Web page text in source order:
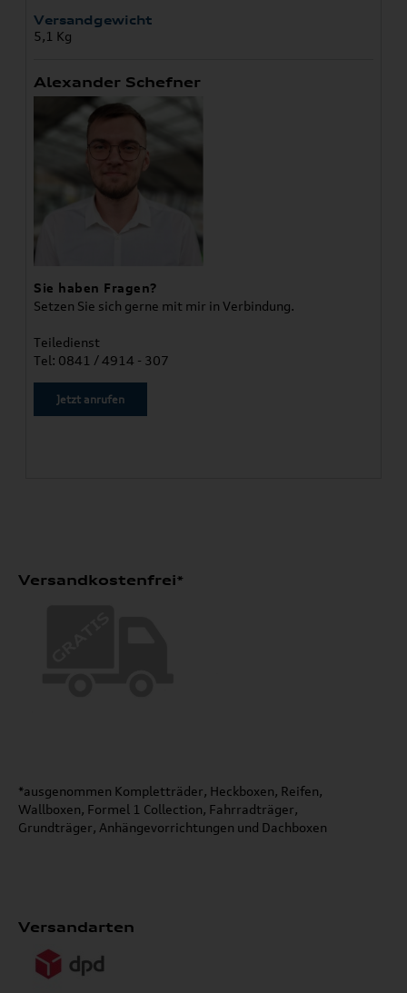
Versandgewicht
5,1 Kg
Alexander Schefner
Sie haben Fragen?
Setzen Sie sich gerne mit mir in Verbindung.
Teiledienst
Tel: 0841 / 4914 - 307
Jetzt anrufen
Versandkostenfrei*
*ausgenommen Kompletträder, Heckboxen, Reifen,
Wallboxen, Formel 1 Collection, Fahrradträger,
Grundträger, Anhängevorrichtungen und Dachboxen
Versandarten